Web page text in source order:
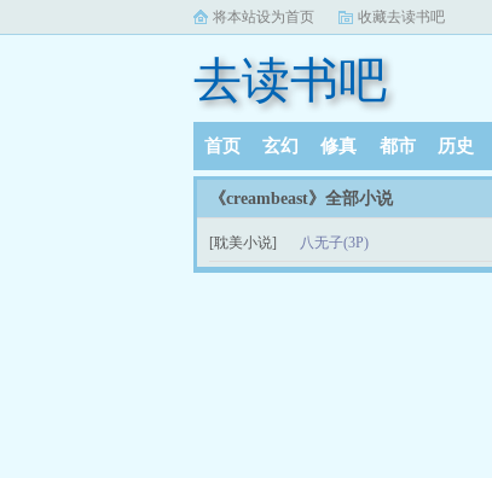
将本站设为首页 收藏去读书吧
去读书吧
首页 玄幻 修真 都市 历史
《creambeast》全部小说
[耽美小说] 八无子(3P)